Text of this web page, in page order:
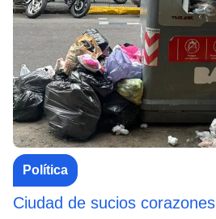
Política
Ciudad de sucios corazones